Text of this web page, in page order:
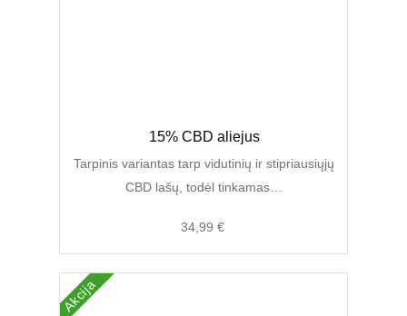
15% CBD aliejus
Tarpinis variantas tarp vidutinių ir stipriausiųjų
CBD lašų, todėl tinkamas…
Original
price
was:
55,00 €.
34,99 €
Current
price
is:
34,99 €.
Akcija